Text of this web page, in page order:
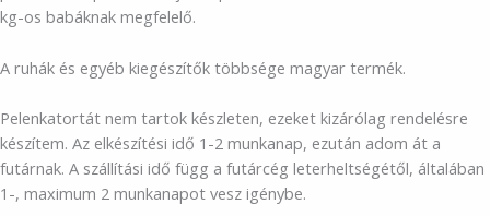
kg-os babáknak megfelelő.
A ruhák és egyéb kiegészítők többsége magyar termék.
Pelenkatortát nem tartok készleten, ezeket kizárólag rendelésre
készítem. Az elkészítési idő 1-2 munkanap, ezután adom át a
futárnak. A szállítási idő függ a futárcég leterheltségétől, általában
1-, maximum 2 munkanapot vesz igénybe.